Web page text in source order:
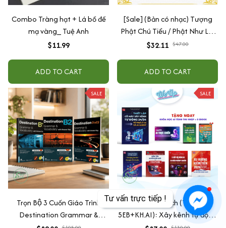
Combo Tràng hạt + Lá bồ đề
mạ vàng_ Tuệ Anh
$11.99
ADD TO CART
[Sale] (Bản có nhạc) Tượng
Phật Chú Tiểu / Phật Như Lai
Gõ Mõ Tụng Kinh Có 6 Bài
$32.11 $47.00
ADD TO CART
SALE
Trọn Bộ 3 Cuốn Giáo Trình
Destination Grammar &
SALE
Combo Sách (Tặng
5EB+KH.AI): Xây kênh tự động